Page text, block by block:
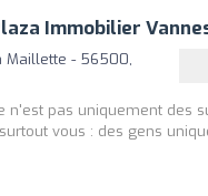
Immobilier
Maillette - 56500,
n'est pas uniquement des
vous : des gens